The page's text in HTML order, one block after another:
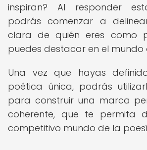
inspiran? Al responder
podrás comenzar a
clara de quién eres como
puedes destacar en el mundo
Una vez que hayas
poética única, podrás
para construir una marca
coherente, que te permita
competitivo mundo de la